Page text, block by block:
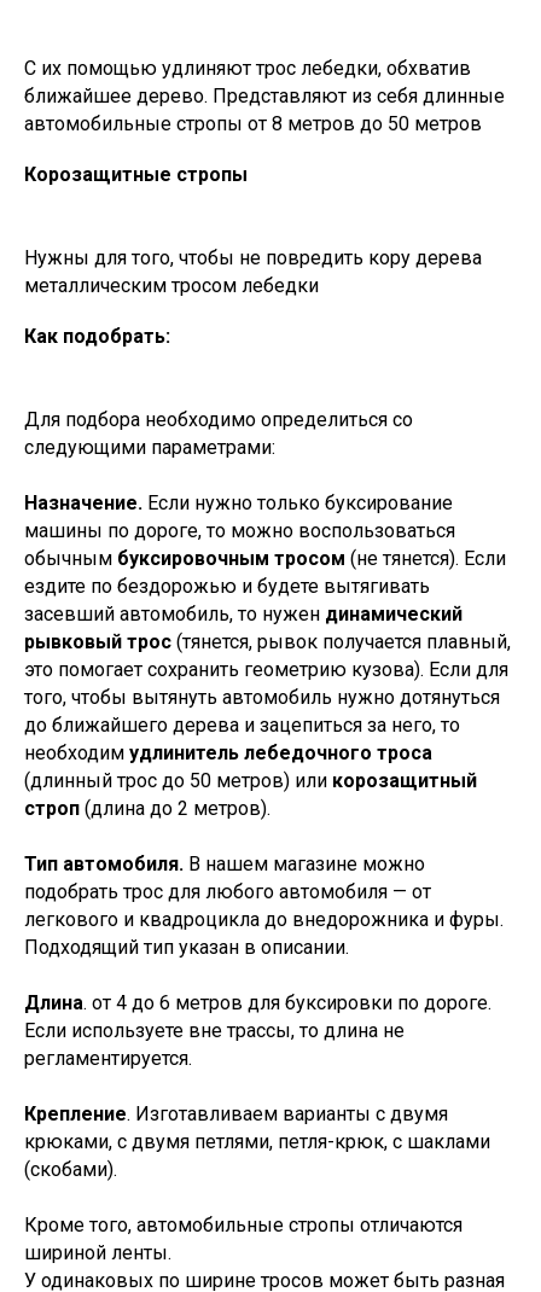
С их помощью удлиняют трос лебедки, обхватив
ближайшее дерево. Представляют из себя длинные
автомобильные стропы от 8 метров до 50 метров
Корозащитные стропы
Нужны для того, чтобы не повредить кору дерева
металлическим тросом лебедки
Как подобрать:
Для подбора необходимо определиться со
следующими параметрами:
Назначение. Если нужно только буксирование
машины по дороге, то можно воспользоваться
обычным буксировочным тросом (не тянется). Если
ездите по бездорожью и будете вытягивать
засевший автомобиль, то нужен динамический
рывковый трос (тянется, рывок получается плавный,
это помогает сохранить геометрию кузова). Если для
того, чтобы вытянуть автомобиль нужно дотянуться
до ближайшего дерева и зацепиться за него, то
необходим удлинитель лебедочного троса
(длинный трос до 50 метров) или корозащитный
строп (длина до 2 метров).
Тип автомобиля. В нашем магазине можно
подобрать трос для любого автомобиля — от
легкового и квадроцикла до внедорожника и фуры.
Подходящий тип указан в описании.
Длина. от 4 до 6 метров для буксировки по дороге.
Если используете вне трассы, то длина не
регламентируется.
Крепление. Изготавливаем варианты с двумя
крюками, с двумя петлями, петля-крюк, с шаклами
(скобами).
Кроме того, автомобильные стропы отличаются
шириной ленты.
У одинаковых по ширине тросов может быть разная